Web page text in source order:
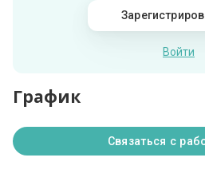
Войти
График
Связаться с